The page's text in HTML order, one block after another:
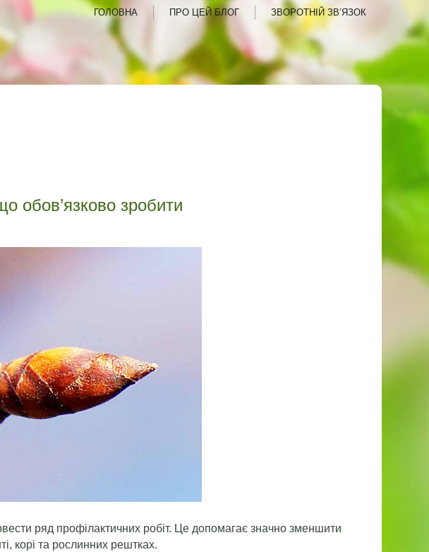
ГОЛОВНА ПРО ЦЕЙ БЛОГ ЗВОРОТНІЙ ЗВ’ЯЗОК
обов’язково зробити
ряд профілактичних робіт. Це допомагає значно зменшити
корі та рослинних рештках.